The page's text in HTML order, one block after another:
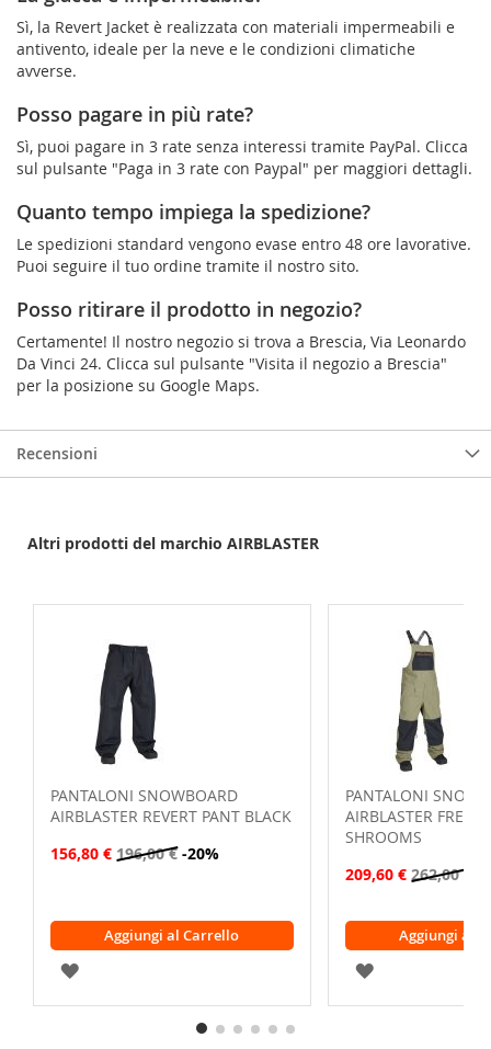
Sì, la Revert Jacket è realizzata con materiali impermeabili e
antivento, ideale per la neve e le condizioni climatiche
avverse.
Posso pagare in più rate?
Sì, puoi pagare in 3 rate senza interessi tramite PayPal. Clicca
sul pulsante "Paga in 3 rate con Paypal" per maggiori dettagli.
Quanto tempo impiega la spedizione?
Le spedizioni standard vengono evase entro 48 ore lavorative.
Puoi seguire il tuo ordine tramite il nostro sito.
Posso ritirare il prodotto in negozio?
Certamente! Il nostro negozio si trova a Brescia, Via Leonardo
Da Vinci 24. Clicca sul pulsante "Visita il negozio a Brescia"
per la posizione su Google Maps.
Recensioni
Altri prodotti del marchio AIRBLASTER
PANTALONI SNOWBOARD
AIRBLASTER REVERT PANT BLACK
156,80 € 196,00 € -20%
Aggiungi al Carrello
AGGIUNGI
ALLA
PANTALONI
AIRBLASTER
SHROOMS
209,60 € 262,00 €
Aggiungi al
AGGIUNGI
ALLA